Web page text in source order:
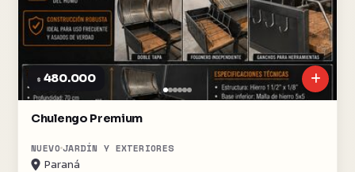
$ 480.000
Chulengo Premium
NUEVO JARDÍN Y EXTERIORES
Paraná